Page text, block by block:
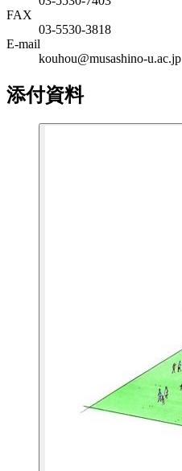
FAX
03-5530-3818
E-mail
kouhou@musashino-u.ac.jp
添付資料